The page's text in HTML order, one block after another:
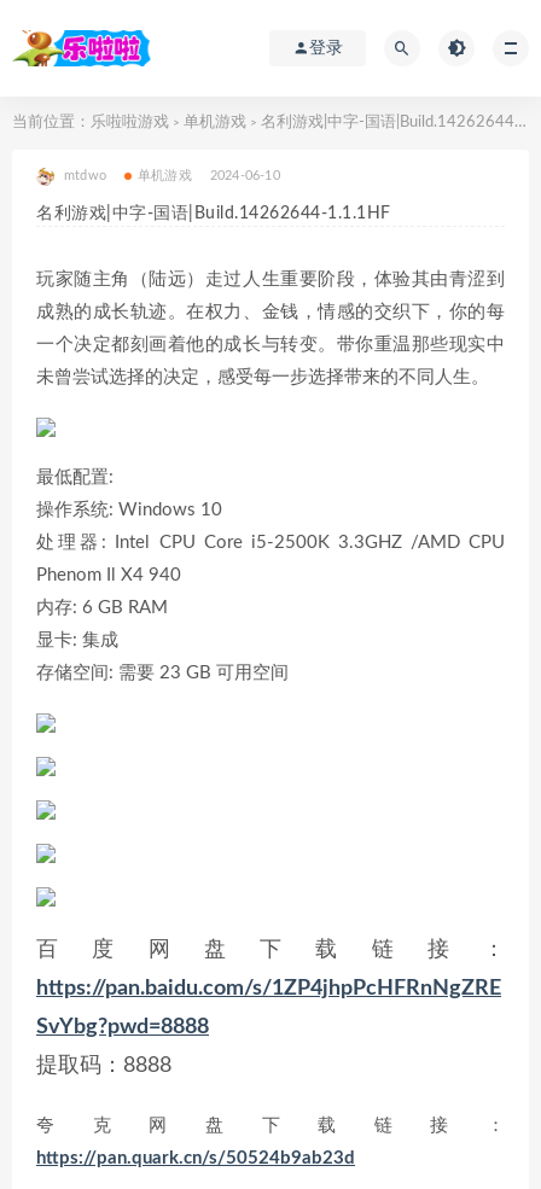
登录
当前位置： 乐啦啦游戏 > 单机游戏 > 名利游戏|中字-国语|Build.14262644-1.1.1HF
mtdwo 单机游戏 2024-06-10
名利游戏|中字-国语|Build.14262644-1.1.1HF
玩家随主角（陆远）走过人生重要阶段，体验其由青涩到
成熟的成长轨迹。在权力、金钱，情感的交织下，你的每
一个决定都刻画着他的成长与转变。带你重温那些现实中
未曾尝试选择的决定，感受每一步选择带来的不同人生。
最低配置:
操作系统: Windows 10
处理器: Intel CPU Core i5-2500K 3.3GHZ /AMD CPU
Phenom Il X4 940
内存: 6 GB RAM
显卡: 集成
存储空间: 需要 23 GB 可用空间
百度网盘下载链接：
https://pan.baidu.com/s/1ZP4jhpPcHFRnNgZRE
SvYbg?pwd=8888
提取码：8888
夸克网盘下载链接：
https://pan.quark.cn/s/50524b9ab23d